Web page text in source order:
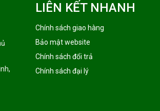
LIÊN KẾT NHANH
Chính sách giao hàng
Bảo mật website
Chính sách đổi trả
Chính sách đại lý